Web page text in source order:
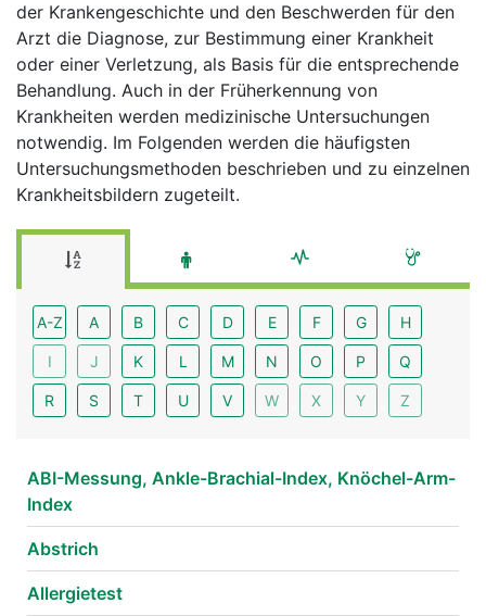
der Krankengeschichte und den Beschwerden für den
Arzt die Diagnose, zur Bestimmung einer Krankheit
oder einer Verletzung, als Basis für die entsprechende
Behandlung. Auch in der Früherkennung von
Krankheiten werden medizinische Untersuchungen
notwendig. Im Folgenden werden die häufigsten
Untersuchungsmethoden beschrieben und zu einzelnen
Krankheitsbildern zugeteilt.
A-Z A B C D E F G H
I J K L M N O P Q
R S T U V W X Y Z
ABI-Messung, Ankle-Brachial-Index, Knöchel-Arm-
Index
Abstrich
Allergietest